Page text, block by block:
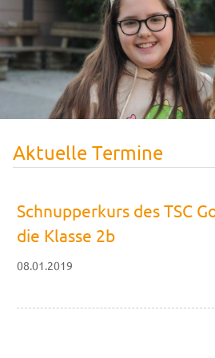
Aktuelle Termine
Schnupperkurs des TSC
die Klasse 2b
08.01.2019